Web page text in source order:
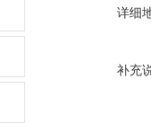
详细
补充